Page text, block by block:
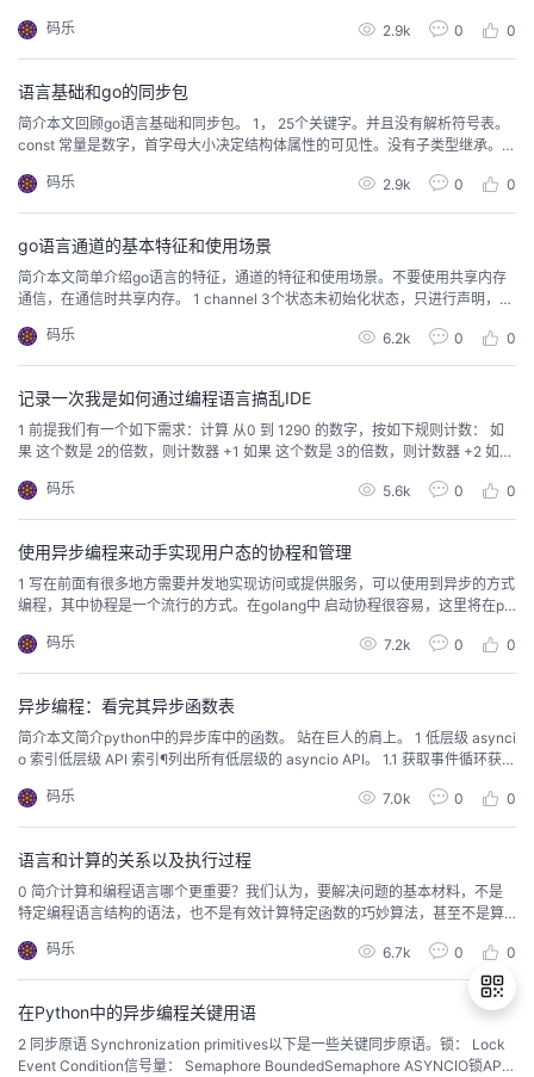
mt.Println(bt2) // ...
码乐 2.9k 0 0
语言基础和go的同步包
简介本文回顾go语言基础和同步包。 1， 25个关键字。并且没有解析符号表。
const 常量是数字，首字母大小决定结构体属性的可见性。没有子类型继承。隐
合， 满足依赖抽象，里氏替换，接口隔离 type embedding 垂直组合， 通过方
法名 匹配和调用函数。 通过 例程 gorou...
码乐 2.9k 0 0
go语言通道的基本特征和使用场景
简介本文简单介绍go语言的特征，通道的特征和使用场景。不要使用共享内存
通信，在通信时共享内存。 1 channel 3个状态未初始化状态，只进行声明，或
nnel关闭后，值为nilclosed使用场景广播，如消费者/生产者模型交换数据并发
控制显示通知等每个channel内部实现都有三个队列接收消息...
码乐 6.2k 0 0
记录一次我是如何通过编程语言搞乱IDE
1 前提我们有一个如下需求：计算 从0 到 1290 的数字，按如下规则计数： 如
果 这个数是 2的倍数，则计数器 +1 如果 这个数是 3的倍数，则计数器 +2 如果
算循环累加计数器，并输出计数器的值。我们有如下代码：package mainimpo
rt ( "fmt") var D int ...
码乐 5.6k 0 0
使用异步编程来动手实现用户态的协程和管理
1 写在前面有很多地方需要并发地实现访问或提供服务，可以使用到异步的方式
编程，其中协程是一个流行的方式。在golang中 启动协程很容易，这里将在py
nle条件退出协程，一个缓冲channel定义如下chanNoSize = make(chan int)
chanWithSize = ma...
码乐 7.2k 0 0
异步编程：看完其异步函数表
简介本文简介python中的异步库中的函数。 站在巨人的肩上。 1 低层级 asynci
o 索引低层级 API 索引¶列出所有低层级的 asyncio API。 1.1 获取事件循环获取
环实例(当前或通过策略)：asyncio.get_event_loop()通过当前策略将事件循环
设置当前...
码乐 7.0k 0 0
语言和计算的关系以及执行过程
0 简介计算和编程语言哪个更重要？我们认为，要解决问题的基本材料，不是
特定编程语言结构的语法，也不是有效计算特定函数的巧妙算法，甚至不是算
继续攀登。 1 计算的执行过程数学提供了一个精确处理“是什么”概念的框架。计
算提供了一个精确处理“如何做”概念的框架。计算机语言不仅是让计算机执行操
码乐 6.7k 0 0
在Python中的异步编程关键用语
2 同步原语 Synchronization primitives以下是一些关键同步原语。锁： Lock
Event Condition信号量： Semaphore BoundedSemaphore ASYNCIO锁API